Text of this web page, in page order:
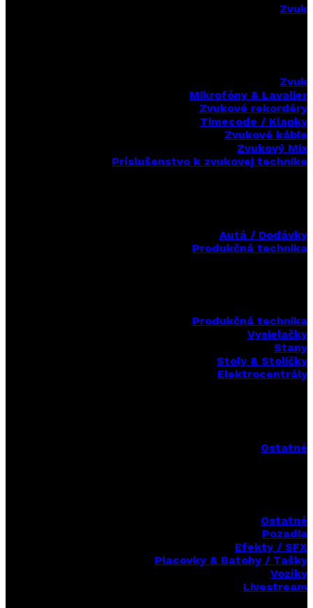
Zvuk
Zvuk
Mikrofóny & Lavalier
Zvukové rekordéry
Timecode / Klapky
Zvukové káble
Zvukový Mix
Príslušenstvo k zvukovej technike
Autá / Dodávky
Produkčná technika
Produkčná technika
Vysielačky
Stany
Stoly & Stoličky
Elektrocentrály
Ostatné
Ostatné
Pozadia
Efekty / SFX
Placovky & Batohy / Tašky
Vozíky
Livestream